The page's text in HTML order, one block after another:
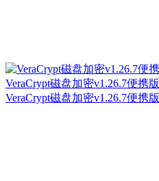
VeraCrypt磁盘加密v1.26.7便携版
VeraCrypt磁盘加密v1.26.7便携版